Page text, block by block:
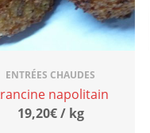
ENTRÉES CHAUDES
napolitain
19,20€ / kg